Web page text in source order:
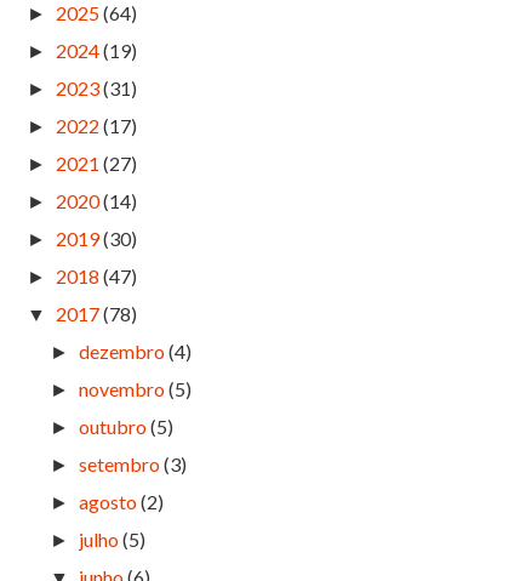
► 2025(64)
► 2024(19)
► 2023(31)
► 2022 (17)
► 2021 (27)
► 2020(14)
► 2019(30)
► 2018 (47)
▼ 2017(78)
►dezembro(4)
►novembro(5)
►outubro(5)
►setembro(3)
►agosto(2)
► julho(5)